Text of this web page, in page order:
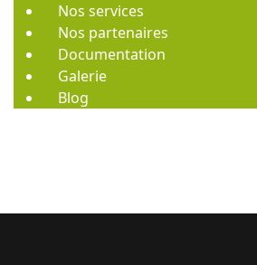
Nos services
Nos partenaires
Documentation
Galerie
Blog